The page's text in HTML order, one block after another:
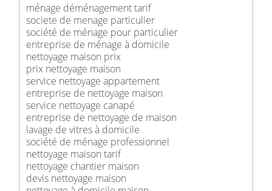
ménage déménagement tarif
societe de menage particulier
société de ménage pour particulier
entreprise de ménage à domicile
nettoyage maison prix
prix nettoyage maison
service nettoyage appartement
entreprise de nettoyage maison
service nettoyage canapé
entreprise de nettoyage de maison
lavage de vitres à domicile
société de ménage professionnel
nettoyage maison tarif
nettoyage chantier maison
devis nettoyage maison